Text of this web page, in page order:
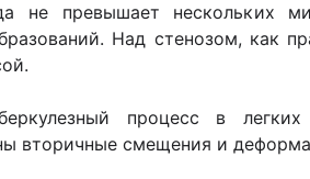
не превышает нескольких
Над стенозом, как
процесс в
вторичные смещения и